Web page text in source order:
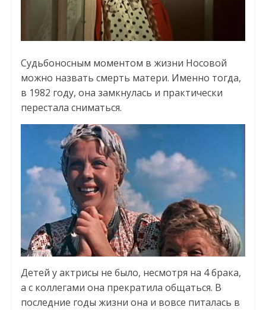
Судьбоносным моментом в жизни Носовой
можно назвать смерть матери. Именно тогда,
в 1982 году, она замкнулась и практически
перестала сниматься.
Детей у актрисы не было, несмотря на 4 брака,
а с коллегами она прекратила общаться. В
последние годы жизни она и вовсе питалась в